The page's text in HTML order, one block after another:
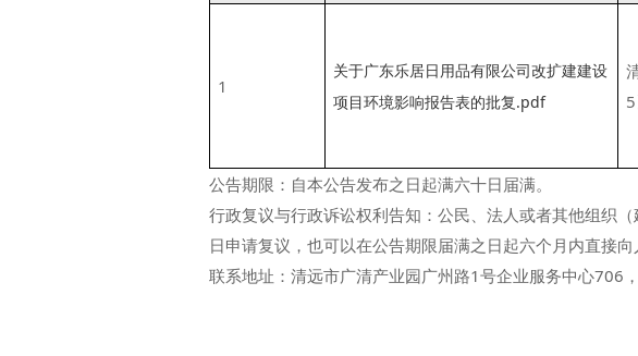
1
关于广东乐居日用品有限公司改扩建建设
项目环境影响报告表的批复.pdf
公告期限：自本公告发布之日起满六十日届满。
行政复议与行政诉讼权利告知：公民、法人或者其他组织
日申请复议，也可以在公告期限届满之日起六个月内直接向
联系地址：清远市广清产业园广州路1号企业服务中心